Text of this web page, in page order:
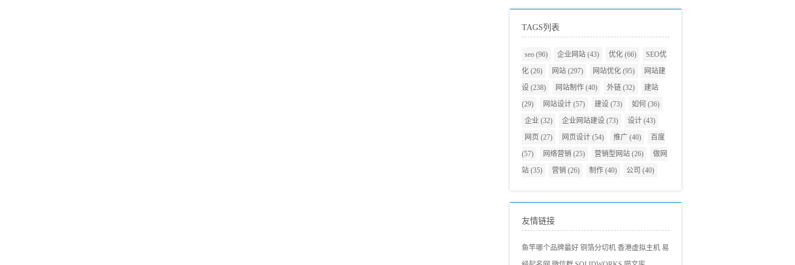
TAGS列表
seo (96) 企业网站 (43) 优化 (66)
SEO优
化 (26) 网站 (297) 网站优化 (95)
网站建
设 (238) 网站制作 (40) 外链 (32)
建站
(29)
网站设计 (57) 建设 (73) 如何 (36)
企业 (32) 企业网站建设 (73) 设计 (43)
网页 (27) 网页设计 (54) 推广 (40)
百度
(57)
网络营销 (25) 营销型网站 (26)
做网
站 (35) 营销 (26) 制作 (40) 公司 (40)
友情链接
鱼竿哪个品牌最好 铜箔分切机 香港虚拟主机 易